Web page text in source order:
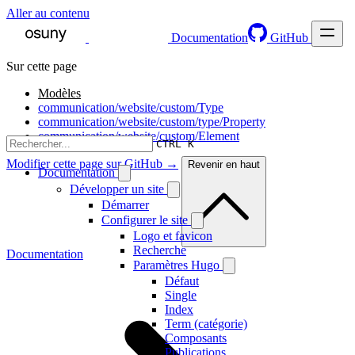
Aller au contenu
Documentation
GitHub
CTRL K
Documentation
Développer un site
Démarrer
Configurer le site
Logo et favicon
Recherche
Paramètres Hugo
Défaut
Single
Index
Term (catégorie)
Composants
Publications
Sur cette page
Modèles
communication/website/custom/Type
communication/website/custom/type/Property
communication/website/custom/Element
Modifier cette page sur GitHub → Revenir en haut
Documentation